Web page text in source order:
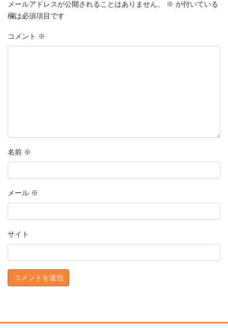
メールアドレスが公開されることはありません。 ※ が付いている
欄は必須項目です
コメント ※
名前 ※
メール ※
サイト